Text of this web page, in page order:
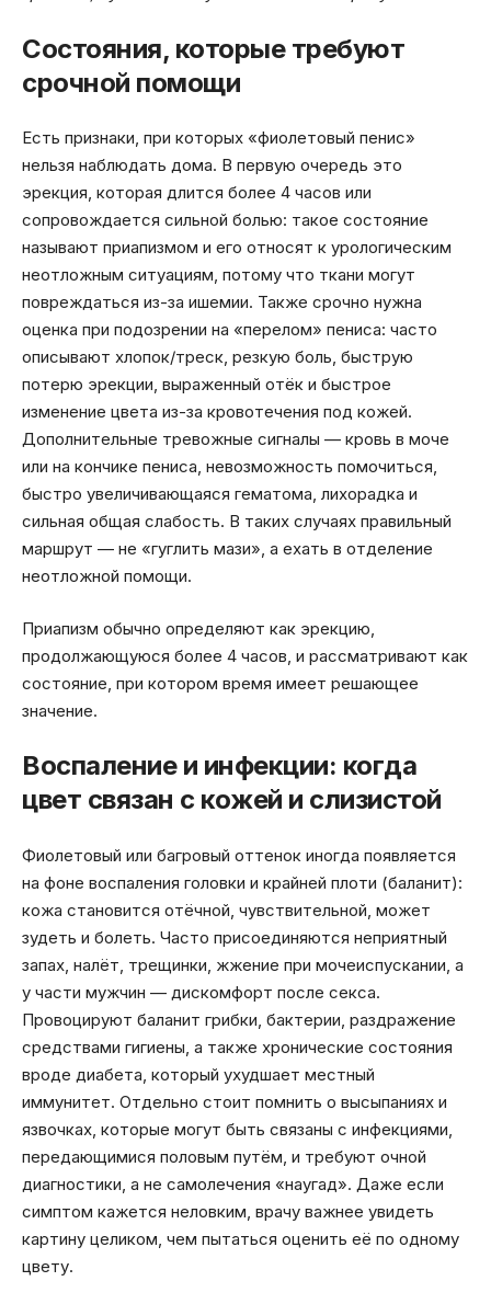
Состояния, которые требуют
срочной помощи
Есть признаки, при которых «фиолетовый пенис»
нельзя наблюдать дома. В первую очередь это
эрекция, которая длится более 4 часов или
сопровождается сильной болью: такое состояние
называют приапизмом и его относят к урологическим
неотложным ситуациям, потому что ткани могут
повреждаться из-за ишемии. Также срочно нужна
оценка при подозрении на «перелом» пениса: часто
описывают хлопок/треск, резкую боль, быструю
потерю эрекции, выраженный отёк и быстрое
изменение цвета из-за кровотечения под кожей.
Дополнительные тревожные сигналы — кровь в моче
или на кончике пениса, невозможность помочиться,
быстро увеличивающаяся гематома, лихорадка и
сильная общая слабость. В таких случаях правильный
маршрут — не «гуглить мази», а ехать в отделение
неотложной помощи.
Приапизм обычно определяют как эрекцию,
продолжающуюся более 4 часов, и рассматривают как
состояние, при котором время имеет решающее
значение.
Воспаление и инфекции: когда
цвет связан с кожей и слизистой
Фиолетовый или багровый оттенок иногда появляется
на фоне воспаления головки и крайней плоти (баланит):
кожа становится отёчной, чувствительной, может
зудеть и болеть. Часто присоединяются неприятный
запах, налёт, трещинки, жжение при мочеиспускании, а
у части мужчин — дискомфорт после секса.
Провоцируют баланит грибки, бактерии, раздражение
средствами гигиены, а также хронические состояния
вроде диабета, который ухудшает местный
иммунитет. Отдельно стоит помнить о высыпаниях и
язвочках, которые могут быть связаны с инфекциями,
передающимися половым путём, и требуют очной
диагностики, а не самолечения «наугад». Даже если
симптом кажется неловким, врачу важнее увидеть
картину целиком, чем пытаться оценить её по одному
цвету.